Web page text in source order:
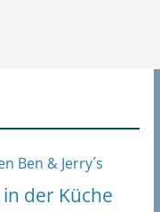
Ben & Jerry´s
der Küche